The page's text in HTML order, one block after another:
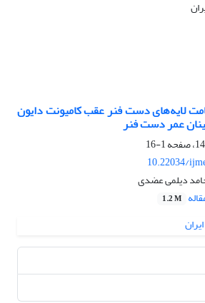
لایه‌های دست فنر عقب کامیونت دایون
عمر دست فنر
1-16
10.22034/
دیلمی عضدی
1.2 M